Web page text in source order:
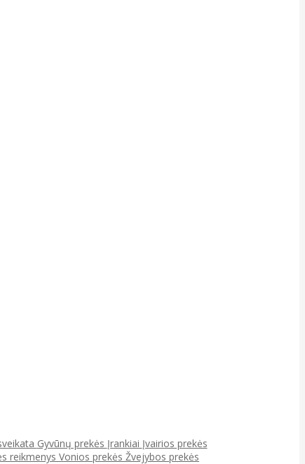
Gyvūnų prekės Įrankiai Įvairios prekės
reikmenys Vonios prekės Žvejybos prekės